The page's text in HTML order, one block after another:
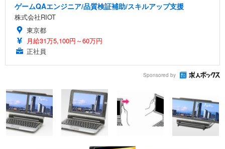
ゲームQAエンジニア/品質検証補助/スキルアップ支援
株式会社RIOT
東京都
月給31万5,100円～60万円
正社員
Sponsored by